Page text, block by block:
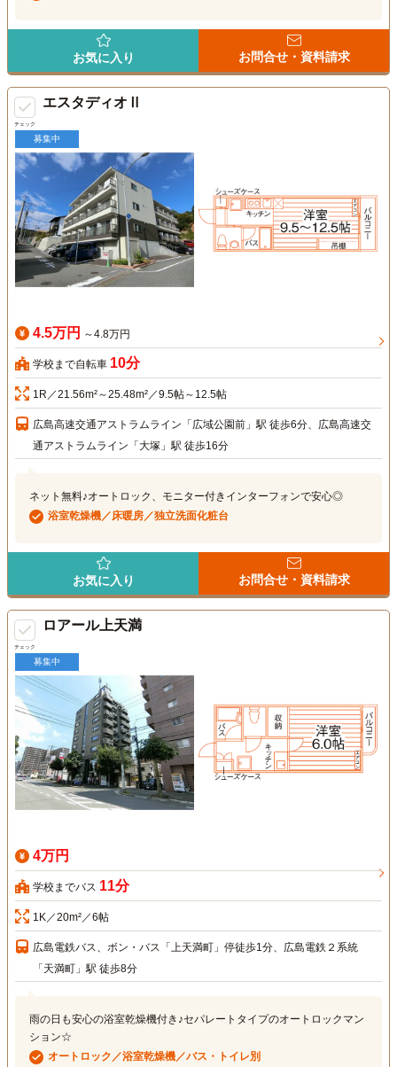
お気に入り お問合せ・資料請求
チェック
エスタディオⅡ
募集中
4.5万円 ～4.8万円
学校まで自転車 10分
1R／21.56m²～25.48m²／9.5帖～12.5帖
広島高速交通アストラムライン「広域公園前」駅 徒歩6分、広島高速交
通アストラムライン「大塚」駅 徒歩16分
ネット無料♪オートロック、モニター付きインターフォンで安心◎
浴室乾燥機／床暖房／独立洗面化粧台
お気に入り お問合せ・資料請求
チェック
ロアール上天満
募集中
4万円
学校までバス 11分
1K／20m²／6帖
広島電鉄バス、ボン・バス「上天満町」停徒歩1分、広島電鉄２系統
「天満町」駅 徒歩8分
雨の日も安心の浴室乾燥機付き♪セパレートタイプのオートロックマン
ション☆
オートロック／浴室乾燥機／バス・トイレ別